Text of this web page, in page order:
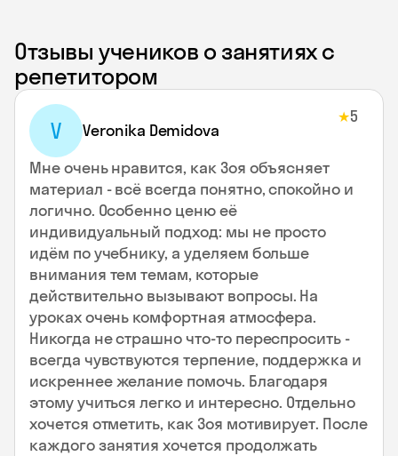
Отзывы учеников о занятиях с
репетитором
V Veronika Demidova
★5
Мне очень нравится, как Зоя объясняет
материал - всё всегда понятно, спокойно и
логично. Особенно ценю её
индивидуальный подход: мы не просто
идём по учебнику, а уделяем больше
внимания тем темам, которые
действительно вызывают вопросы. На
уроках очень комфортная атмосфера.
Никогда не страшно что-то переспросить -
всегда чувствуются терпение, поддержка и
искреннее желание помочь. Благодаря
этому учиться легко и интересно. Отдельно
хочется отметить, как Зоя мотивирует. После
каждого занятия хочется продолжать